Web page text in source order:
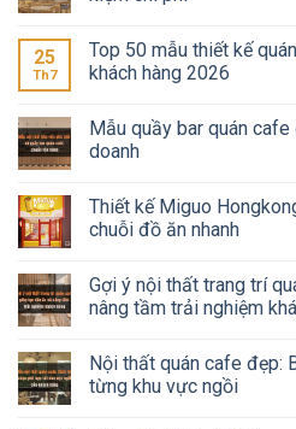
25
Th7
Top 50 mẫu thiết kế
khách hàng 2026
Mẫu quầy bar quán
doanh
Thiết kế Miguo
chuỗi đồ ăn nhanh
Gợi ý nội thất trang trí
nâng tầm trải nghiệm
Nội thất quán cafe đẹp:
từng khu vực ngồi